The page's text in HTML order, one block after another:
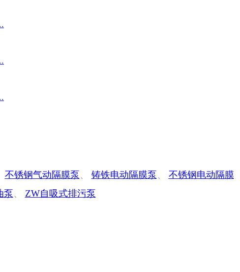
不锈钢气动隔膜泵、 铸铁电动隔膜泵、 不锈钢电动隔膜
泵、 ZW自吸式排污泵